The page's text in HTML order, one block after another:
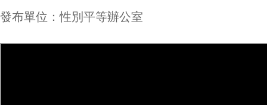
發布單位：性別平等辦公室